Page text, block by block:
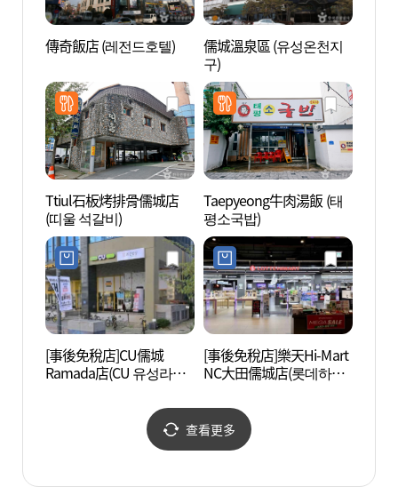
傳奇飯店 (레전드호텔)
儒城溫泉區 (유성온천지
구)
Ttiul石板烤排骨儒城店
(띠울 석갈비)
Taepyeong牛肉湯飯 (태
평소국밥)
[事後免稅店]CU儒城
Ramada店(CU 유성라마
[事後免稅店]樂天Hi-Mart
NC大田儒城店(롯데하이
查看更多